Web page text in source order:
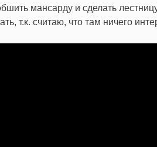
мансарду и сделать
т.к. считаю, что там ничего